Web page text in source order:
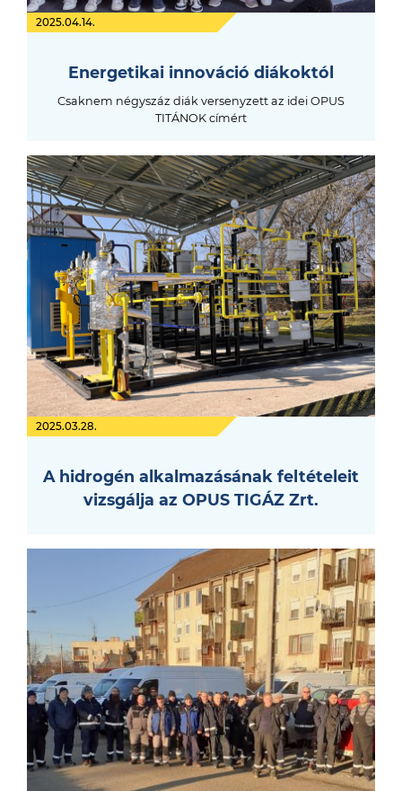
2025.04.14.
Energetikai innováció diákoktól
Csaknem négyszáz diák versenyzett az idei OPUS
TITÁNOK címért
2025.03.28.
A hidrogén alkalmazásának feltételeit
vizsgálja az OPUS TIGÁZ Zrt.